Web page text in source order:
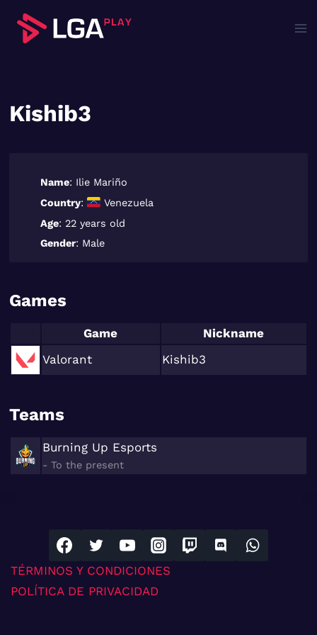
contenido
Kishib3
Name: Ilie Mariño
Country:
Venezuela
Age: 22 years old
Gender: Male
Games
Game
Nickname
Valorant
Kishib3
Teams
Burning Up Esports
- To the present
TÉRMINOS Y CONDICIONES
POLÍTICA DE PRIVACIDAD